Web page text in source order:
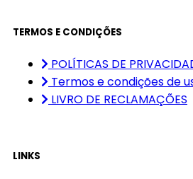
TERMOS E CONDIÇÕES
POLÍTICAS DE
Termos e condições de
LIVRO DE RECLAMAÇÕES
LINKS